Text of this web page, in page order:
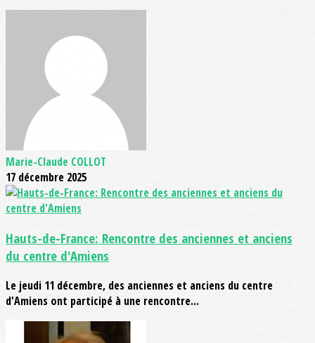
Marie-Claude COLLOT
17 décembre 2025
Hauts-de-France: Rencontre des anciennes et anciens
du centre d'Amiens
Le jeudi 11 décembre, des anciennes et anciens du centre
d'Amiens ont participé à une rencontre...